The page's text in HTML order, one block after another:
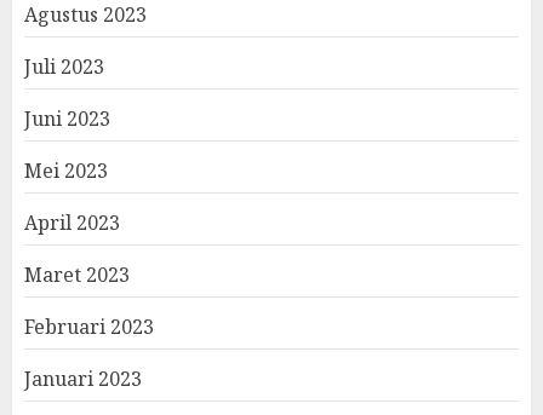
Agustus 2023
Juli 2023
Juni 2023
Mei 2023
April 2023
Maret 2023
Februari 2023
Januari 2023